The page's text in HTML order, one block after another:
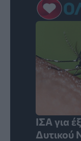
ΙΣΑ για
Δυτικού